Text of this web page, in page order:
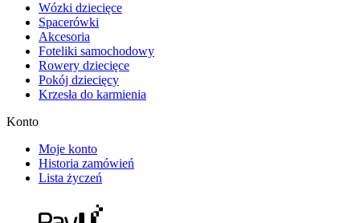
Wózki dziecięce
Spacerówki
Akcesoria
Foteliki samochodowy
Rowery dziecięce
Pokój dziecięcy
Krzesła do karmienia
Konto
Moje konto
Historia zamówień
Lista życzeń